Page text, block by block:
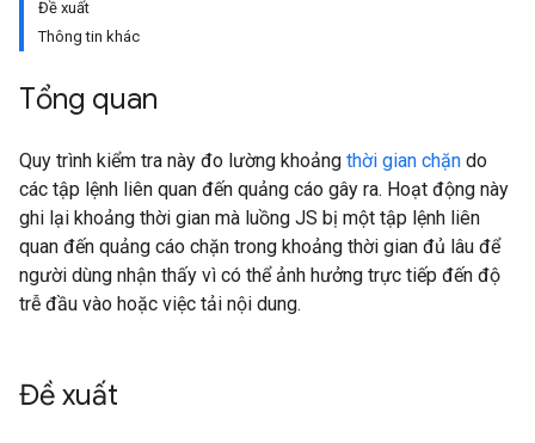
Đề xuất
Thông tin khác
Tổng quan
Quy trình kiểm tra này đo lường khoảng thời gian chặn do
các tập lệnh liên quan đến quảng cáo gây ra. Hoạt động này
ghi lại khoảng thời gian mà luồng JS bị một tập lệnh liên
quan đến quảng cáo chặn trong khoảng thời gian đủ lâu để
người dùng nhận thấy vì có thể ảnh hưởng trực tiếp đến độ
trễ đầu vào hoặc việc tải nội dung.
Đề xuất